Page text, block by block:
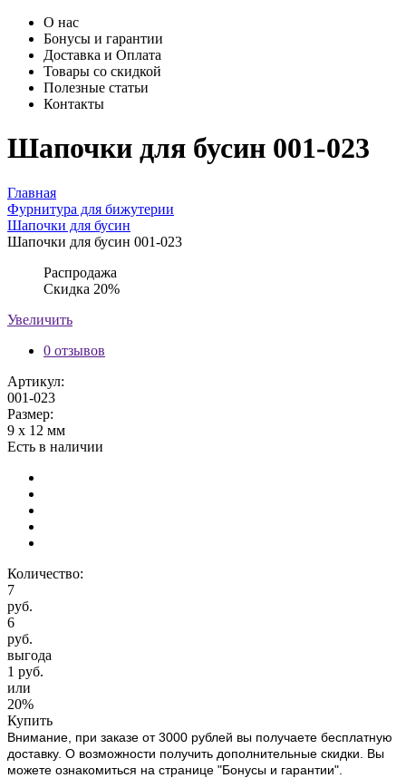
О нас
Бонусы и гарантии
Доставка и Оплата
Товары со скидкой
Полезные статьи
Контакты
Шапочки для бусин 001-023
Главная
Фурнитура для бижутерии
Шапочки для бусин
Шапочки для бусин 001-023
Распродажа
Скидка 20%
Увеличить
0 отзывов
Артикул:
001-023
Размер:
9 х 12 мм
Есть в наличии
Количество:
7
руб.
6
руб.
выгода
1 руб.
или
20%
Купить
Внимание, при заказе от 3000 рублей вы получаете бесплатную
доставку. О возможности получить дополнительные скидки. Вы
можете ознакомиться на странице "Бонусы и гарантии".